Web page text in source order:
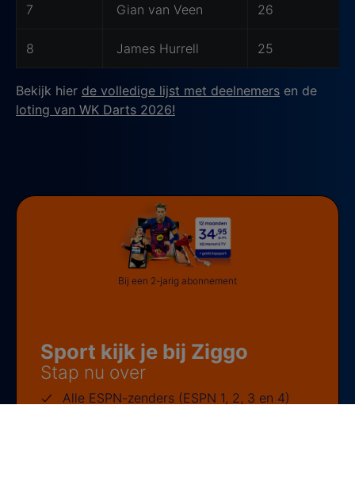
7 Gian van Veen 26
8 James Hurrell 25
Bekijk hier de volledige lijst met deelnemers en de
loting van WK Darts 2026!
Sport kijk je bij Ziggo
Stap nu over
Alle ESPN-zenders (ESPN 1, 2, 3 en 4)
Bij een 2-jarig abonnement